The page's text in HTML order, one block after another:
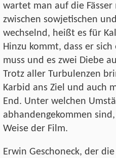
wartet man auf die
zwischen sowjetischen
wechselnd, heißt es für
Hinzu kommt, dass er
muss und es zwei Diebe
Trotz aller Turbulenzen
Karbid ans Ziel und auch
End. Unter welchen
abhandengekommen
Weise der Film.
Erwin Geschoneck, der